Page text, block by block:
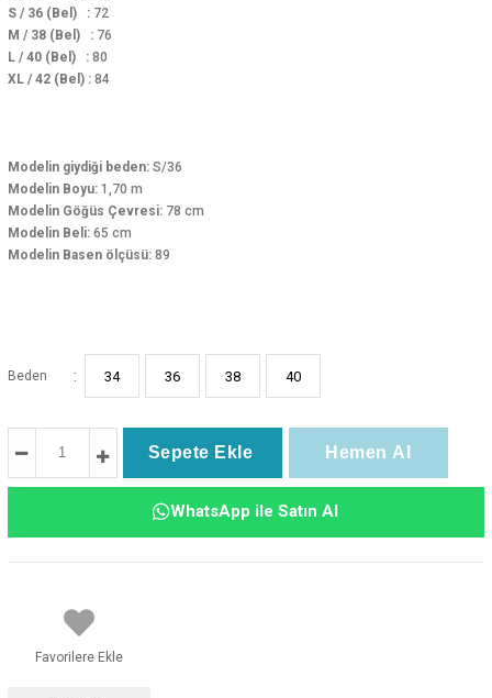
S / 36 (Bel) :72
M / 38 (Bel) :76
L / 40 (Bel) :80
XL / 42 (Bel) : 84
Modelin giydiği beden: S/36
Modelin Boyu:1,70 m
Modelin Göğüs Çevresi: 78 cm
Modelin Beli:65 cm
Modelin Basen ölçüsü:89
Beden : 34 36 38 40
WhatsApp ile Satın Al
Favorilere Ekle